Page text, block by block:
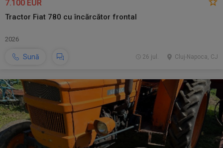
7.100 EUR
Tractor Fiat 780 cu încărcător frontal
2026
Sună Cluj-Napoca, CJ
26 jul.